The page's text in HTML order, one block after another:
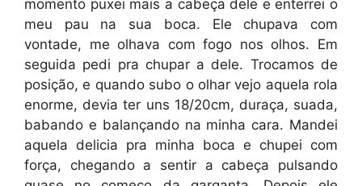
momento puxei mais a cabeça dele e enterrei o
meu pau na sua boca. Ele chupava com
vontade, me olhava com fogo nos olhos. Em
seguida pedi pra chupar a dele. Trocamos de
posição, e quando subo o olhar vejo aquela rola
enorme, devia ter uns 18/20cm, duraça, suada,
babando e balançando na minha cara. Mandei
aquela delicia pra minha boca e chupei com
força, chegando a sentir a cabeça pulsando